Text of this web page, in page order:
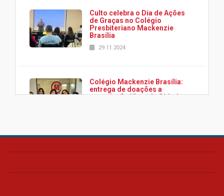
Culto celebra o Dia de Ações
de Graças no Colégio
Presbiteriano Mackenzie
Brasília
29.11.2024
Colégio Mackenzie Brasília:
entrega de doações a
associação Viver da Cidade
Colégio Presbiteriano
os funcionários